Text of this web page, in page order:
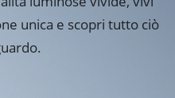
unica e scopri tutto ciò